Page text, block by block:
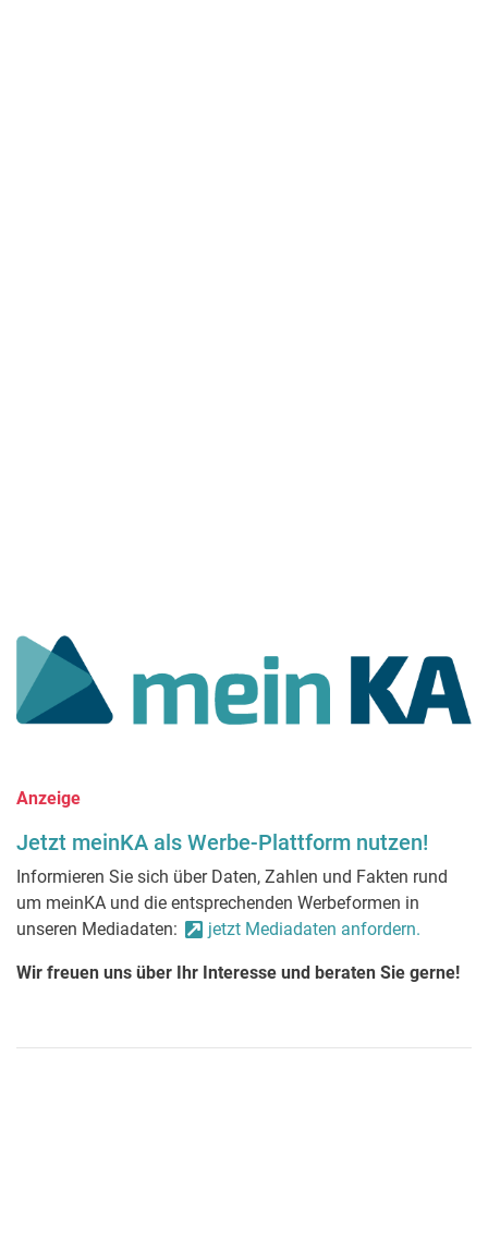
Anzeige
Jetzt meinKA als Werbe-Plattform nutzen!
Informieren Sie sich über Daten, Zahlen und Fakten rund
um meinKA und die entsprechenden Werbeformen in
unseren Mediadaten:
jetzt Mediadaten anfordern.
Wir freuen uns über Ihr Interesse und beraten Sie gerne!